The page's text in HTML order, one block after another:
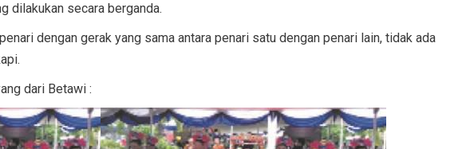
dilakukan secara berganda.
dengan gerak yang sama antara penari satu dengan penari lain, tidak ada
dari Betawi :